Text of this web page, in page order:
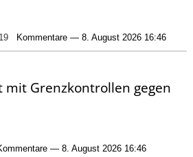
19 Kommentare — 8. August 2026 16:46
mit Grenzkontrollen gegen
— 8. August 2026 16:46